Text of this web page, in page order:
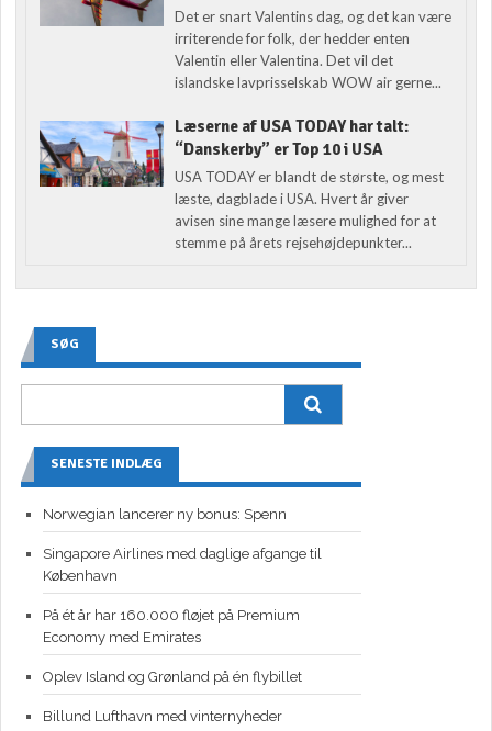
Det er snart Valentins dag, og det kan være
irriterende for folk, der hedder enten
Valentin eller Valentina. Det vil det
islandske lavprisselskab WOW air gerne...
Læserne af USA TODAY har talt:
“Danskerby” er Top 10 i USA
USA TODAY er blandt de største, og mest
læste, dagblade i USA. Hvert år giver
avisen sine mange læsere mulighed for at
stemme på årets rejsehøjdepunkter...
SØG
SENESTE INDLÆG
Norwegian lancerer ny bonus: Spenn
Singapore Airlines med daglige afgange til
København
På ét år har 160.000 fløjet på Premium
Economy med Emirates
Oplev Island og Grønland på én flybillet
Billund Lufthavn med vinternyheder